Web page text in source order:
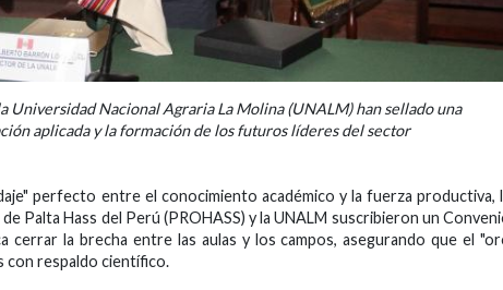
Universidad Nacional Agraria La Molina (UNALM) han sellado una
aplicada y la formación de los futuros líderes del sector
perfecto entre el conocimiento académico y la fuerza productiva,
Palta Hass del Perú (PROHASS) y la UNALM suscribieron un
cerrar la brecha entre las aulas y los campos, asegurando que el
con respaldo científico.